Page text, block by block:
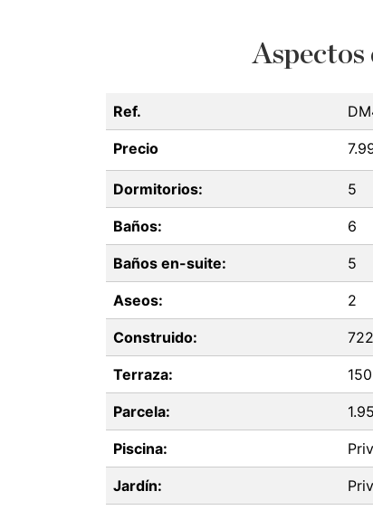
Aspectos
Ref.
Precio
Dormitorios: 5
Baños: 6
Baños en-suite: 5
Aseos: 2
Construido:
Terraza:
Parcela:
Piscina:
Jardín: